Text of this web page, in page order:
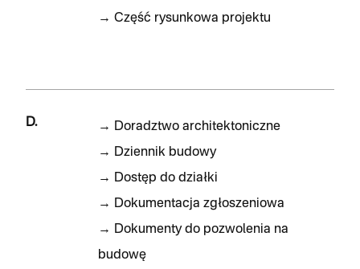
→ Część rysunkowa projektu
D. → Doradztwo architektoniczne
→ Dziennik budowy
→ Dostęp do działki
→ Dokumentacja zgłoszeniowa
→ Dokumenty do pozwolenia na
budowę